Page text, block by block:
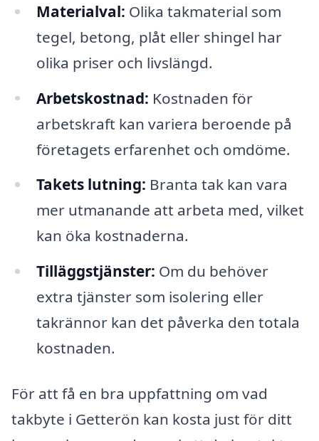
Materialval: Olika takmaterial som
tegel, betong, plåt eller shingel har
olika priser och livslängd.
Arbetskostnad: Kostnaden för
arbetskraft kan variera beroende på
företagets erfarenhet och omdöme.
Takets lutning: Branta tak kan vara
mer utmanande att arbeta med, vilket
kan öka kostnaderna.
Tilläggstjänster: Om du behöver
extra tjänster som isolering eller
takrännor kan det påverka den totala
kostnaden.
För att få en bra uppfattning om vad
takbyte i Getterön kan kosta just för ditt